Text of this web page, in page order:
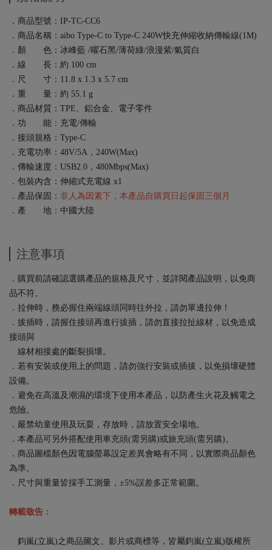
．商品型號：IP-TC-CC6
．商品名稱：aibo Type-C to Type-C 240W快充伸縮收納傳輸線(1M)
．顏 色：冰峰藍 /曜石黑/薄荷綠/浪漫紫/氣質白
．線 長：約 100 cm
．尺 寸：11.8 x 1.3 x 5.7 cm
．重 量：約 55.1 g
．商品材質：TPE、鋁合金、電子零件
．功 能：充電/傳輸
．接頭規格：Type-C
．充電功率：48V/5A，240W(Max)
．傳輸速度：USB2.0，480Mbps(Max)
．包裝內含：伸縮式充電線 x1
．產品保固： 非人為因素下，本產品自購買日起保固三個月
．產 地：中國大陸
注意事項
．購買前請確認選購產品的規格及尺寸，並詳閱產品說明，以免商
品不符。
．拉伸時，務必握住兩端線頭同時往外拉，請勿單邊拉伸！
．拔插時，請握住接頭再進行拔插，請勿直接拉扯線材，以免造成
接頭與
線材相接處的斷裂損壞。
．若有安裝或使用上的問題，請勿強行安裝或插拔，以免損壞硬體
設備。
．避免在高溫及潮濕的環境下使用本產品，以防產生火花及觸電之
危險。
．嚴禁幼童使用及玩耍，存放時，請放置安全場地。
．本產品可另外搭配使用車充頭(需另購)或旅充頭(需另購)。
．商品圖檔顏色因電腦螢幕設定差異會略有不同，以實際商品顏色
為準。
．尺寸與重量皆採手工測量，±5%誤差多正常範圍。
轉載敬告：
鈞嵐(立嵐)之商品圖文、影片或商標等，皆屬鈞嵐(立嵐)版權所